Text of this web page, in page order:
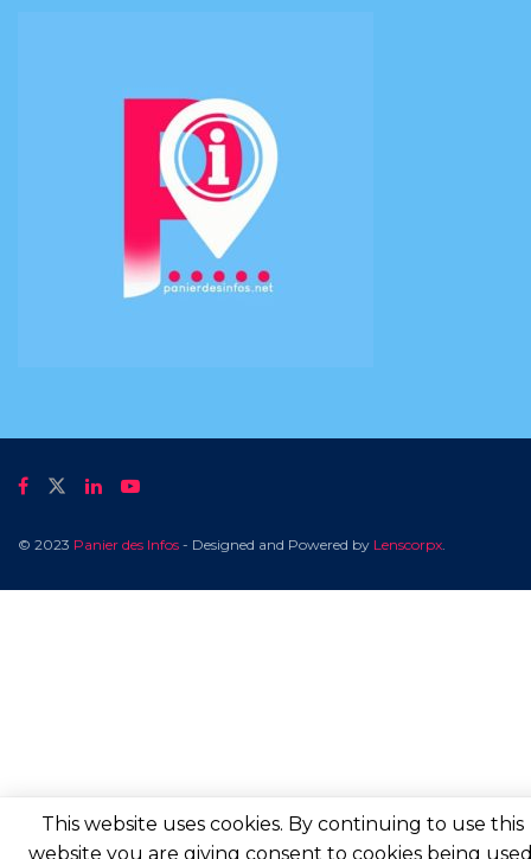
© 2023 Panier des Infos - Designed and Powered by Lenscorpx
This website uses cookies. By continuing to use this
website you are giving consent to cookies being